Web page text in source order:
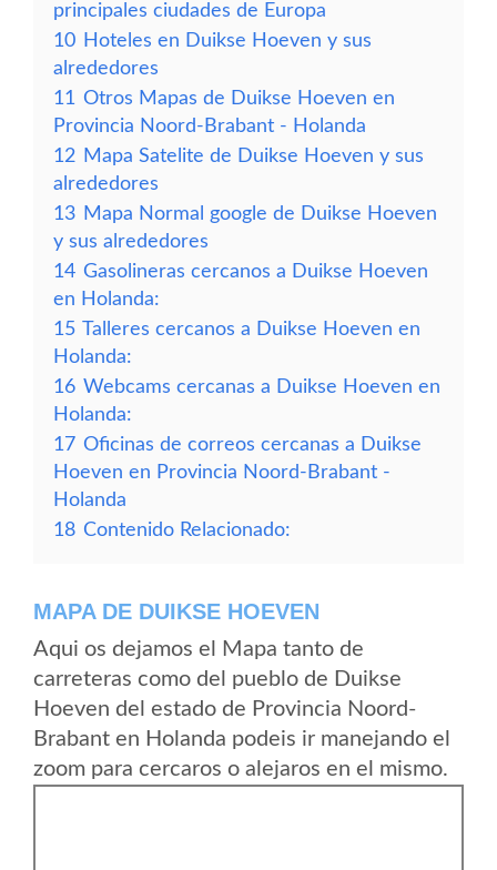
principales ciudades de Europa
10 Hoteles en Duikse Hoeven y sus
alrededores
11 Otros Mapas de Duikse Hoeven en
Provincia Noord-Brabant - Holanda
12 Mapa Satelite de Duikse Hoeven y sus
alrededores
13 Mapa Normal google de Duikse Hoeven
y sus alrededores
14 Gasolineras cercanos a Duikse Hoeven
en Holanda:
15 Talleres cercanos a Duikse Hoeven en
Holanda:
16 Webcams cercanas a Duikse Hoeven en
Holanda:
17 Oficinas de correos cercanas a Duikse
Hoeven en Provincia Noord-Brabant -
Holanda
18 Contenido Relacionado:
MAPA DE DUIKSE HOEVEN
Aqui os dejamos el Mapa tanto de
carreteras como del pueblo de Duikse
Hoeven del estado de Provincia Noord-
Brabant en Holanda podeis ir manejando el
zoom para cercaros o alejaros en el mismo.